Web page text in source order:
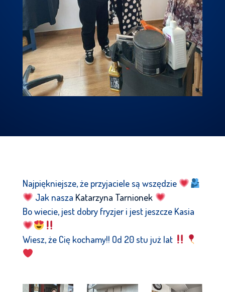
Najpiękniejsze, że przyjaciele są wszędzie
Jak nasza Katarzyna Tarnionek
Bo wiecie, jest dobry fryzjer i jest jeszcze Kasia
Wiesz, że Cię kochamy!! Od 20 stu już lat